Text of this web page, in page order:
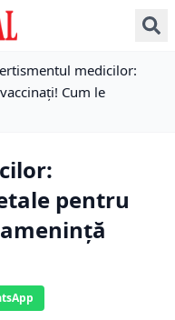
medicilor:
Cum le
pentru